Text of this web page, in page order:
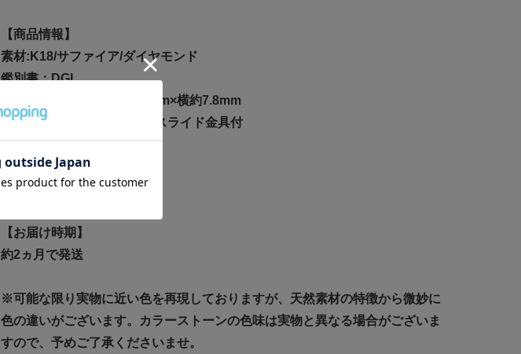
【商品情報】
素材:K18/サファイア/ダイヤモンド
鑑別書：DGL
トップ本体サイズ:縦約5.7mm×横約7.8mm
0.28カットアズキチェーン:スライド金具付
全長:約46cm
＞＞商品サイズについて
【お届け時期】
約2ヵ月で発送
※可能な限り実物に近い色を再現しておりますが、天然素材の特徴から微妙に
色の違いがございます。カラーストーンの色味は実物と異なる場合がございま
すので、予めご了承くださいませ。